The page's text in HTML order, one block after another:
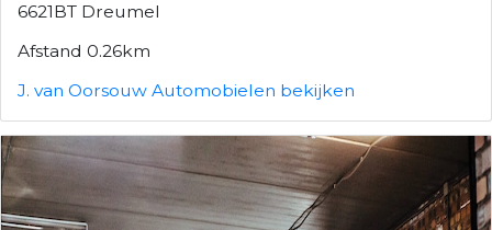
6621BT Dreumel
Afstand 0.26km
J. van Oorsouw Automobielen bekijken